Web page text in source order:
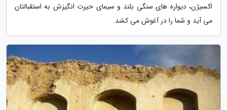
اکسیژن، دیواره های سنگی بلند و سیمای حیرت انگیزش به استقبالتان
می آید و شما را در آغوش می کشد.